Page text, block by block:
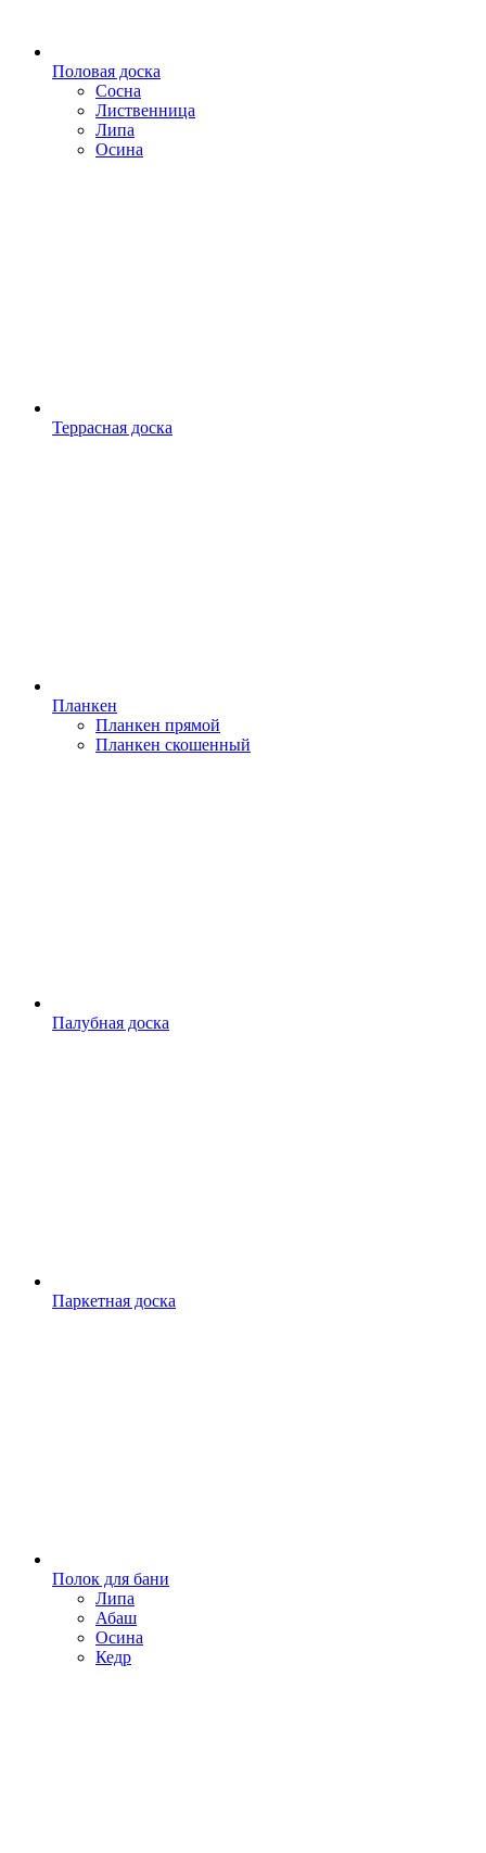
Половая доска
Сосна
Лиственница
Липа
Осина
Террасная доска
Планкен
Планкен прямой
Планкен скошенный
Палубная доска
Паркетная доска
Полок для бани
Липа
Абаш
Осина
Кедр